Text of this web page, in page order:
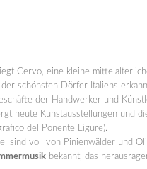
Cervo, eine kleine
schönsten Dörfer Italiens
der Handwerker und
heute Kunstausstellungen und
del Ponente Ligure).
sind voll von Pinienwälder und
bekannt, das